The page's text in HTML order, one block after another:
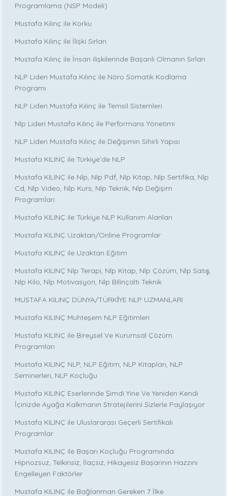
Programlama (NSP Modeli)
Mustafa Kılınç ile Korku
Mustafa Kılınç ile İlişki Sırları
Mustafa Kılınç ile İnsan ilişkilerinde Başarılı Olmanın Sırları
NLP Lideri Mustafa Kılınç ile Nöro Somatik Kodlama
Programı
NLP Lideri Mustafa Kılınç ile Temsil Sistemleri
Nlp Lideri Mustafa Kılınç ile Performans Yönetimi
NLP Lideri Mustafa Kılınç ile Değişimin Sihirli Yapısı
Mustafa KILINÇ ile Türkiye’de NLP
Mustafa KILINÇ ile Nlp, Nlp Pdf, Nlp Kitap, Nlp Sertifika, Nlp
Cd, Nlp Video, Nlp Kurs, Nlp Teknik, Nlp Değişim
Programları
Mustafa KILINÇ ile Türkiye NLP Kullanım Alanları
Mustafa KILINÇ Uzaktan/Online Programlar
Mustafa KILINÇ ile Uzaktan Eğitim
Mustafa KILINÇ Nlp Terapi, Nlp Kitap, Nlp Çözüm, Nlp Satış,
Nlp Kilo, Nlp Motivasyon, Nlp Bilinçaltı Teknik
MUSTAFA KILINÇ DÜNYA/TÜRKİYE NLP UZMANLARI
Mustafa KILINÇ Muhteşem NLP Eğitimleri
Mustafa KILINÇ ile Bireysel Ve Kurumsal Çözüm
Programları
Mustafa KILINÇ NLP, NLP Eğitim, NLP Kitapları, NLP
Seminerleri, NLP Koçluğu
Mustafa KILINÇ Eserlerinde Şimdi Yine Ve Yeniden Kendi
İçinizde Ayağa Kalkmanın Stratejilerini Sizlerle Paylaşıyor
Mustafa KILINÇ ile Uluslararası Geçerli Sertifikalı
Programlar
Mustafa KILINÇ ile Başarı Koçluğu Programında:
Hipnozsuz, Telkinsiz, İlaçsız, Hikayesiz Başarının Hazzını
Engelleyen Faktörler
Mustafa KILINÇ ile Bağlanman Gereken 7 İlke